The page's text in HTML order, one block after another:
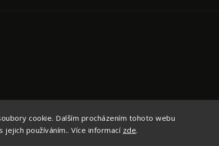
cookie. Dalším procházením tohoto webu
používáním.. Více informací zde.
2026Česká Síťovka - NETTY . Všechna práva vyhrazena.
Upravit nastavení cookies